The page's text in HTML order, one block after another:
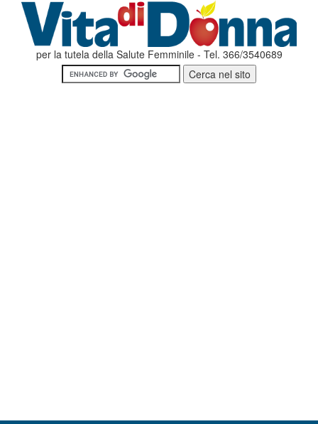
per la tutela della Salute Femminile - Tel. 366/3540689